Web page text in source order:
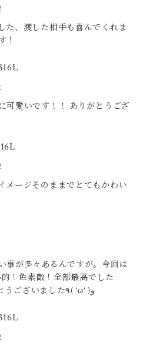
た、渡した相手も喜んでくれま
！
可愛いです！！ ありがとうござ
メージそのままでとてもかわい
事が多々あるんですが。今回は
！色素敵！全部最高でした
(*≧∀≦*) 本当にありがとうございました٩( 'ω' )و